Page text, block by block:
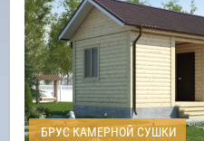
БРУС КАМЕРНОЙ СУШКИ